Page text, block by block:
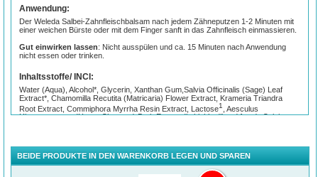
Anwendung:
Der Weleda Salbei-Zahnfleischbalsam nach jedem Zähneputzen 1-2 Minuten mit
einer weichen Bürste oder mit dem Finger sanft in das Zahnfleisch einmassieren.
Gut einwirken lassen: Nicht ausspülen und ca. 15 Minuten nach Anwendung
nicht essen oder trinken.
Inhaltsstoffe/ INCI:
Water (Aqua), Alcohol*, Glycerin, Xanthan Gum,Salvia Officinalis (Sage) Leaf
Extract*, Chamomilla Recutita (Matricaria) Flower Extract, Krameria Triandra
Root Extract, Commiphora Myrrha Resin Extract, Lactose1
, Aesculus
Hippocastanum (Horse Chestnut) Bark Extract (in highly diluted form), Calcium
*Aus natürlichen ätherischen Ölen und/oder Pflanzenextrakten
1in hochverdünnter Form
BEIDE PRODUKTE IN DEN WARENKORB LEGEN UND SPAREN